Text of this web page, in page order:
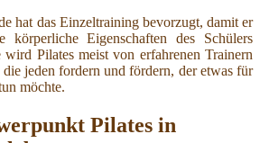
hat das Einzeltraining bevorzugt, damit er
körperliche Eigenschaften des Schülers
Pilates meist von erfahrenen Trainern
jeden fordern und fördern, der etwas für
möchte.
Pilates in